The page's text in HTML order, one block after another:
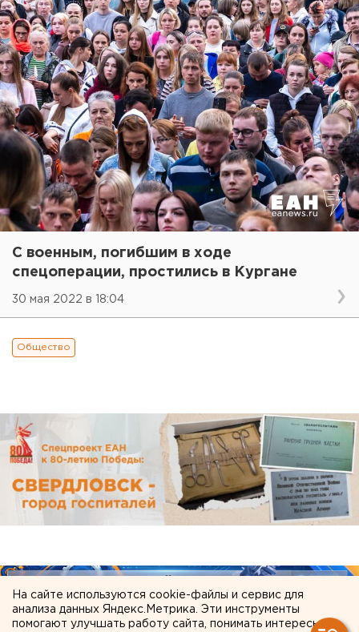
С военным, погибшим в ходе
спецоперации, простились в Кургане
30 мая 2022 в 18:04
Общество
На сайте используются cookie-файлы и сервис для
анализа данных Яндекс.Метрика. Эти инструменты
помогают улучшать работу сайта, понимать интересы